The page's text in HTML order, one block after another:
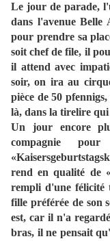
Le jour de parade,
dans l'avenue Belle
pour prendre sa
soit chef de file, il
il attend avec
soir, on ira au
pièce de 50
là, dans la tirelire qui
Un jour encore
compagnie
rend en qualité de
rempli d'une félicité
fille préférée de son
est, car il n'a
bras, il ne pensait